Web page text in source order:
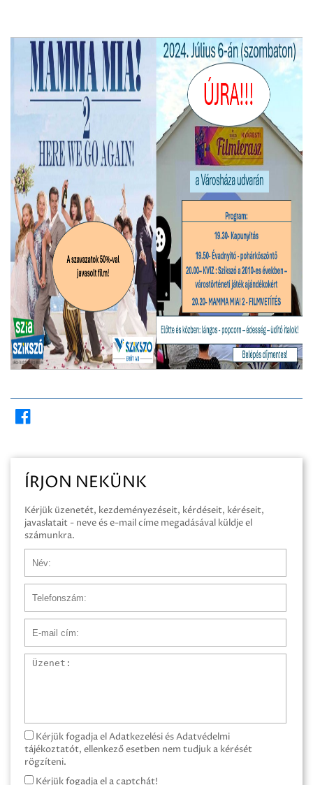
ÍRJON NEKÜNK
Kérjük üzenetét, kezdeményezéseit, kérdéseit, kéréseit,
javaslatait - neve és e-mail címe megadásával küldje el
számunkra.
Üzenet
Kérjük fogadja el Adatkezelési és Adatvédelmi
tájékoztatót, ellenkező esetben nem tudjuk a kérését
rögzíteni.
Kérjük fogadja el a captchát!